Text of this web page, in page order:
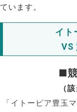
ています。
イト
VS
■
（
「イトーピア豊玉